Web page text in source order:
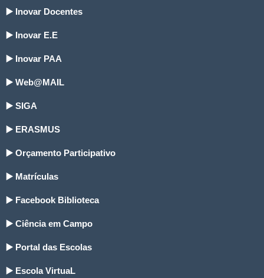
▶️ Inovar Docentes
▶️ Inovar E.E
▶️ Inovar PAA
▶️ Web@MAIL
▶️ SIGA
▶️ ERASMUS
▶️ Orçamento Participativo
▶️ Matrículas
▶️ Facebook Biblioteca
▶️ Ciência em Campo
▶️ Portal das Escolas
▶️ Escola VirtuaL